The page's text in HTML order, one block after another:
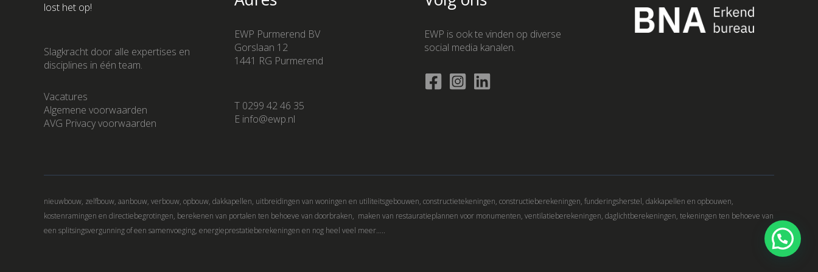
lost het op!
Slagkracht door alle expertises en
disciplines in één team.
Vacatures
Algemene voorwaarden
AVG Privacy voorwaarden
EWP Purmerend BV
Gorslaan 12
1441 RG Purmerend
T 0299 42 46 35
E info@ewp.nl
EWP is ook te vinden op diverse
social media kanalen.
nieuwbouw, zelfbouw, aanbouw, verbouw, opbouw, dakkapellen, uitbreidingen van woningen en utiliteitsgebouwen, constructietekeningen, constructieberekeningen, funderingsherstel, dakkapellen en opbouwen,
kostenramingen en directiebegrotingen, berekenen van portalen ten behoeve van doorbraken, maken van restauratieplannen voor monumenten, ventilatieberekeningen, daglichtberekeningen, tekeningen ten behoeve van
een splitsingsvergunning of een samenvoeging, energieprestatieberekeningen en nog heel veel meer…..